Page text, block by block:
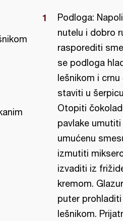
Podloga:
nutelu i dobro
rasporediti
se podloga
lešnikom i
staviti u
Otopiti
pavlake umutiti
umućenu
izmutiti
izvaditi iz
kremom.
puter
lešnikom.